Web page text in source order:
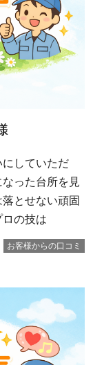
していただ
った台所を見
とせない頑固
の技は
お客様からの口コミ